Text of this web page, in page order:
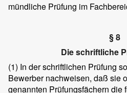
mündliche Prüfung im
§ 8
Die schriftliche
(1) In der schriftlichen Prüfung
Bewerber nachweisen, daß sie
genannten Prüfungsfächern die